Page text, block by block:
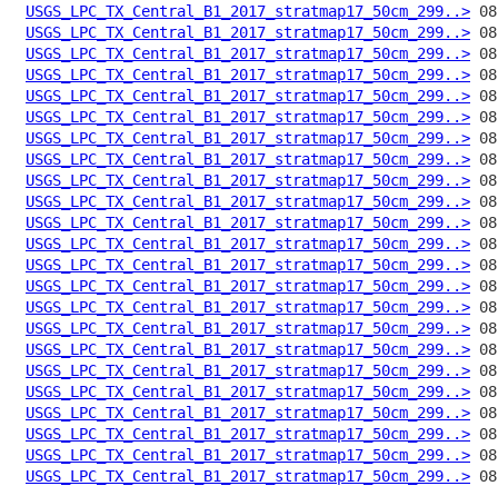
USGS_LPC_TX_Central_B1_2017_stratmap17_50cm_299..>
USGS_LPC_TX_Central_B1_2017_stratmap17_50cm_299..>
USGS_LPC_TX_Central_B1_2017_stratmap17_50cm_299..>
USGS_LPC_TX_Central_B1_2017_stratmap17_50cm_299..>
USGS_LPC_TX_Central_B1_2017_stratmap17_50cm_299..>
USGS_LPC_TX_Central_B1_2017_stratmap17_50cm_299..>
USGS_LPC_TX_Central_B1_2017_stratmap17_50cm_299..>
USGS_LPC_TX_Central_B1_2017_stratmap17_50cm_299..>
USGS_LPC_TX_Central_B1_2017_stratmap17_50cm_299..>
USGS_LPC_TX_Central_B1_2017_stratmap17_50cm_299..>
USGS_LPC_TX_Central_B1_2017_stratmap17_50cm_299..>
USGS_LPC_TX_Central_B1_2017_stratmap17_50cm_299..>
USGS_LPC_TX_Central_B1_2017_stratmap17_50cm_299..>
USGS_LPC_TX_Central_B1_2017_stratmap17_50cm_299..>
USGS_LPC_TX_Central_B1_2017_stratmap17_50cm_299..>
USGS_LPC_TX_Central_B1_2017_stratmap17_50cm_299..>
USGS_LPC_TX_Central_B1_2017_stratmap17_50cm_299..>
USGS_LPC_TX_Central_B1_2017_stratmap17_50cm_299..>
USGS_LPC_TX_Central_B1_2017_stratmap17_50cm_299..>
USGS_LPC_TX_Central_B1_2017_stratmap17_50cm_299..>
USGS_LPC_TX_Central_B1_2017_stratmap17_50cm_299..>
USGS_LPC_TX_Central_B1_2017_stratmap17_50cm_299..>
USGS_LPC_TX_Central_B1_2017_stratmap17_50cm_299..>